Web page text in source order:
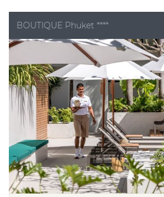
BOUTIQUE Phuket ****